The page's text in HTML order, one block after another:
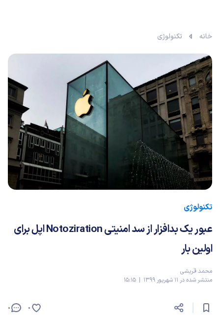
خانه تکنولوژی
تکنولوژی
عبور یک بدافزار از سد امنیتی Notoziration اپل برای
اولین بار
محمد قریشی
منتشر شده در 11 شهریور 1399 | 15:15
0 0